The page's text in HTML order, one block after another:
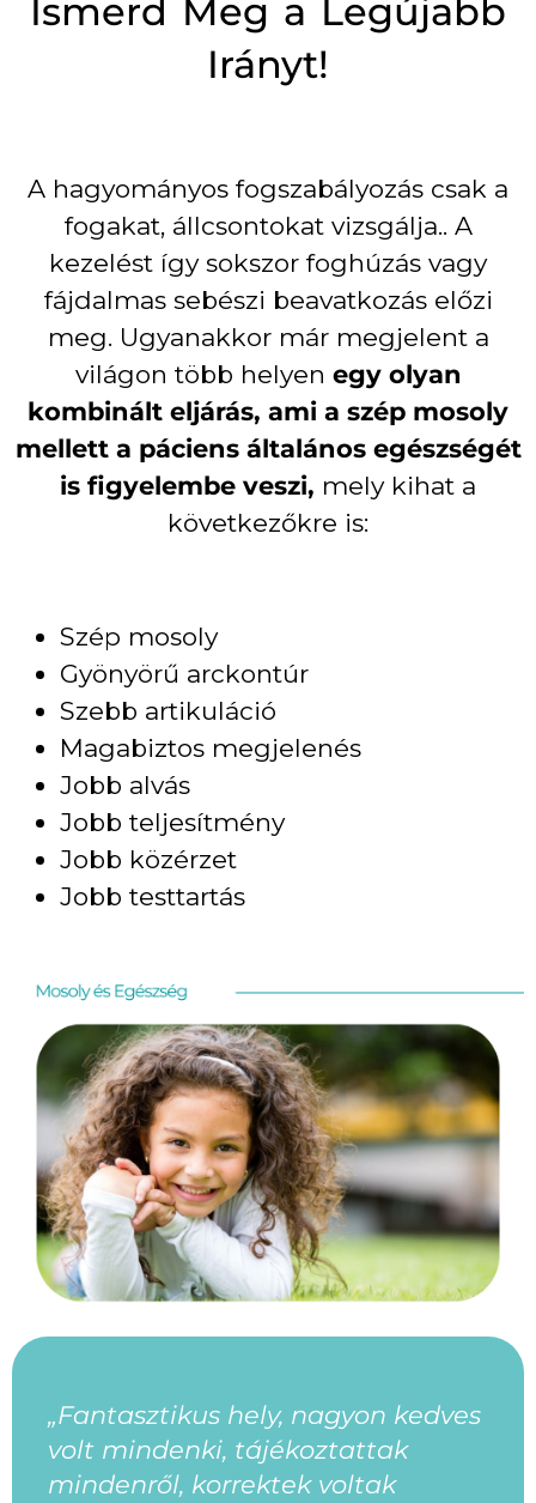
Ismerd Meg a Legújabb
Irányt!
A hagyományos fogszabályozás csak a
fogakat, állcsontokat vizsgálja.. A
kezelést így sokszor foghúzás vagy
fájdalmas sebészi beavatkozás előzi
meg. Ugyanakkor már megjelent a
világon több helyen egy olyan
kombinált eljárás, ami a szép mosoly
mellett a páciens általános egészségét
is figyelembe veszi, mely kihat a
következőkre is:
Szép mosoly
Gyönyörű arckontúr
Szebb artikuláció
Magabiztos megjelenés
Jobb alvás
Jobb teljesítmény
Jobb közérzet
Jobb testtartás
„Fantasztikus hely, nagyon kedves
volt mindenki, tájékoztattak
mindenről, korrektek voltak